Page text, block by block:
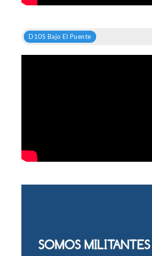
D10S Bajo El Puente